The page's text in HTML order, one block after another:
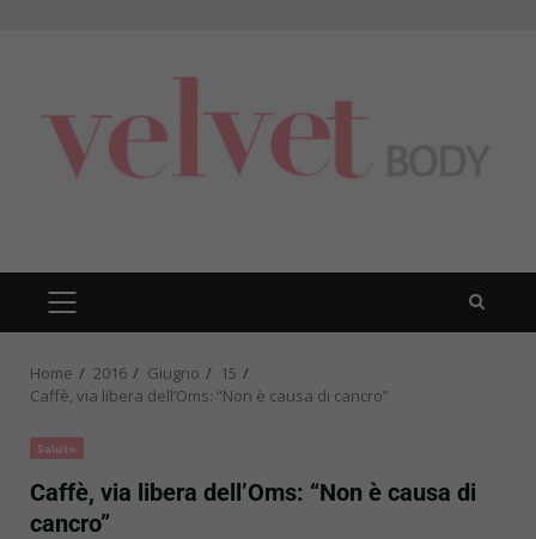
PRIMARY
MENU
Home 2016 Giugno
15
Caffè, via libera dell’Oms: “Non è causa di cancro”
Salute
Caffè, via libera dell’Oms: “Non è causa di
cancro”